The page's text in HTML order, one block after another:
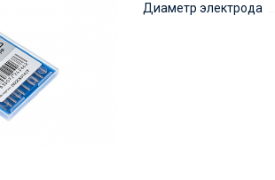
Диаметр электрода